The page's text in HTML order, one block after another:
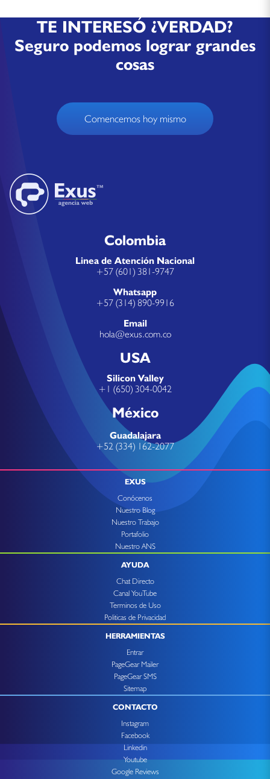
TE INTERESÓ ¿VERDAD?
Seguro podemos lograr grandes
cosas
Comencemos hoy mismo
Colombia
Linea de Atención Nacional
+57 (601) 381-9747
Whatsapp
+57 (314) 890-9916
Email
hola@exus.com.co
USA
Silicon Valley
+1 (650) 304-0042
México
Guadalajara
+52 (334) 162-2077
EXUS
Conócenos
Nuestro Blog
Nuestro Trabajo
Portafolio
Nuestro ANS
AYUDA
Chat Directo
Canal YouTube
Terminos de Uso
Politicas de Privacidad
HERRAMIENTAS
Entrar
PageGear Mailer
PageGear SMS
Sitemap
CONTACTO
Instagram
Facebook
Linkedin
Youtube
Google Reviews